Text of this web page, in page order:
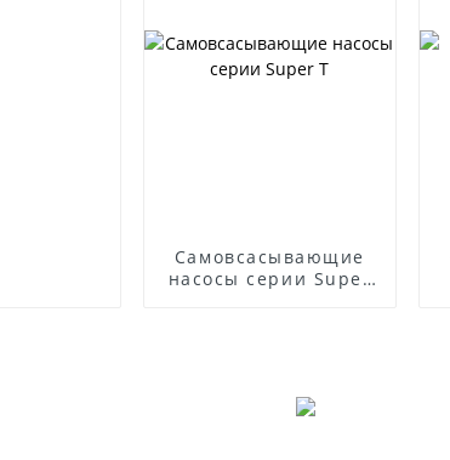
Самовсасывающие
насосы серии Super